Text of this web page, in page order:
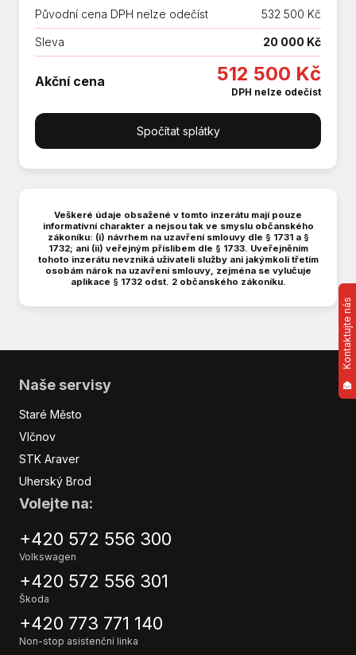
Apple CarPlay
Asistent jízdy v jízdním pruhu
Asistent rozjezdu do kopce (HSA)
Aut. aktivace výstražných světlometů
Aut. klimatizace
Bezklíčové startování a odemykání
Bluetooth
Brzdový asistent
Centrální zamykání
Deaktivace airbagu spolujezdce
Denní svícení
Digitální příjem rádia (DAB)
Digitální přístrojový štít
Dojezdové rezervní kolo
Dvouzónová klimatizace
El. okna
El. sklopná zrcátka
Isofix
LED denní svícení
Litá kola
Multifunkční volant
Nastavitelný volant
Nouzové brzdění (PEBS)
Originál autorádio
Palubní počítač
Parkovací asistent
17'kola z lehké slitiny Manila
Vyhřívaná přední sedadla
Cena je podmíněna výkupem vozu na
Původní cena DPH nelze odečíst 532 500 Kč
Sleva 20 000 Kč
Akční cena 512 500 Kč
DPH nelze odečíst
Spočítat splátky
Veškeré údaje obsažené v tomto inzerátu mají pouze
informativní charakter a nejsou tak ve smyslu občanského
zákoníku: (i) návrhem na uzavření smlouvy dle § 1731 a §
1732; ani (ii) veřejným příslibem dle § 1733. Uveřejněním
tohoto inzerátu nevzniká uživateli služby ani jakýmkoli třetím
osobám nárok na uzavření smlouvy, zejména se vylučuje
aplikace § 1732 odst. 2 občanského zákoníku.
Naše servisy
Staré Město
Vlčnov
STK Araver
Uherský Brod
Volejte na:
+420 572 556 300
Volkswagen
+420 572 556 301
Škoda
+420 773 771 140
Non-stop asistenční linka
Kontaktujte nás